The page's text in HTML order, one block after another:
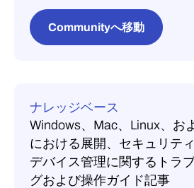
ード」に移動し、お使いの
ームに対応したインストー
を選択してから、製品とサ
ます。
Windows：EXE（手動
またはMSI（サイレント
よるインストール）
択します。
更新したいデバイスを選
んで、「割り当てる
Communityへ移動
ナレッジベース
Windows、Mac、Linux、お
における展開、セキュリテ
デバイス管理に関するトラ
グおよび操作ガイド記事